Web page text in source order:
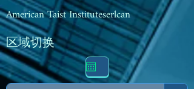
American Taist Instituteserlcan
区域切换